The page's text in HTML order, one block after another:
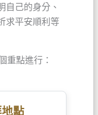
自己的身分、
求平安順利等
重點進行：
點